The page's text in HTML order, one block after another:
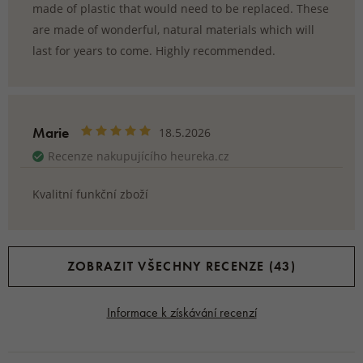
made of plastic that would need to be replaced. These
are made of wonderful, natural materials which will
last for years to come. Highly recommended.
Marie
18.5.2026
Recenze nakupujícího heureka.cz
Kvalitní funkční zboží
ZOBRAZIT VŠECHNY RECENZE (43)
Informace k získávání recenzí